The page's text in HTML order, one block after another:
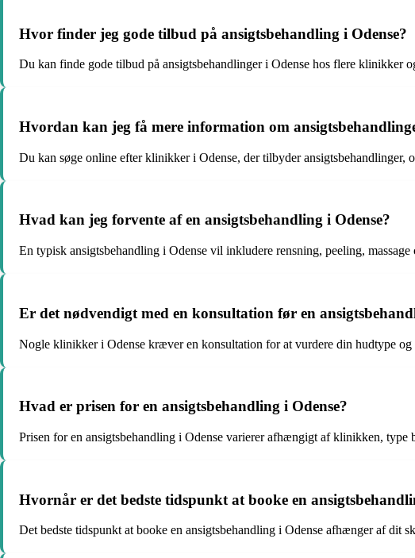
Hvor finder jeg gode tilbud på ansigtsbehandling i Odense?
Du kan finde gode tilbud på ansigtsbehandlinger i Odense hos flere klinikker
Hvordan kan jeg få mere information om
Du kan søge online efter klinikker i Odense, der tilbyder ansigtsbehandlinger,
Hvad kan jeg forvente af en ansigtsbehandling i Odense?
En typisk ansigtsbehandling i Odense vil inkludere rensning, peeling,
Er det nødvendigt med en konsultation før en
Nogle klinikker i Odense kræver en konsultation for at vurdere din hudtype
Hvad er prisen for en ansigtsbehandling i Odense?
Prisen for en ansigtsbehandling i Odense varierer afhængigt af klinikken, type
Hvornår er det bedste tidspunkt at booke en
Det bedste tidspunkt at booke en ansigtsbehandling i Odense afhænger af dit